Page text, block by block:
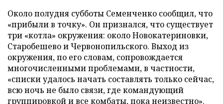
Около полудня субботы Семенченко сообщил, что
«прибыли в точку». Он признался, что существует
три «котла» окружения: около Новокатериновки,
Старобешево и Червонопильского. Выход из
окружения, по его словам, сопровождается
многочисленными проблемами, в частности,
«списки удалось начать составлять только сейчас,
всю ночь не было связи, где командующий
группировкой и все комбаты, пока неизвестно».